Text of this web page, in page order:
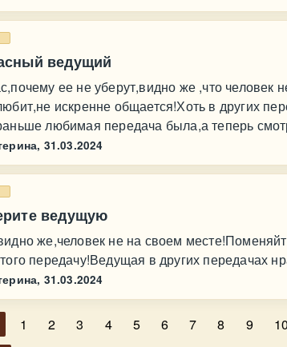
ведущий
ее не уберут,видно же ,что человек
искренне общается!Хоть в других
любимая передача была,а теперь
31.03.2024
ведущую
же,человек не на своем
передачу!Ведущая в других передачах
31.03.2024
1 2 3 4 5 6 7 8 9 10